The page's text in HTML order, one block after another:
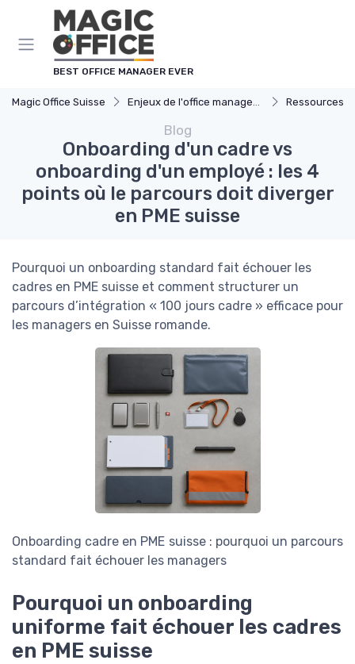
BEST OFFICE MANAGER EVER
Magic Office Suisse Enjeux de l'office management Ressources
Blog
Onboarding d'un cadre vs
onboarding d'un employé : les 4
points où le parcours doit diverger
en PME suisse
Pourquoi un onboarding standard fait échouer les
cadres en PME suisse et comment structurer un
parcours d’intégration « 100 jours cadre » efficace pour
les managers en Suisse romande.
Onboarding cadre en PME suisse : pourquoi un parcours
standard fait échouer les managers
Pourquoi un onboarding
uniforme fait échouer les cadres
en PME suisse
Panneau de gestion des cookies